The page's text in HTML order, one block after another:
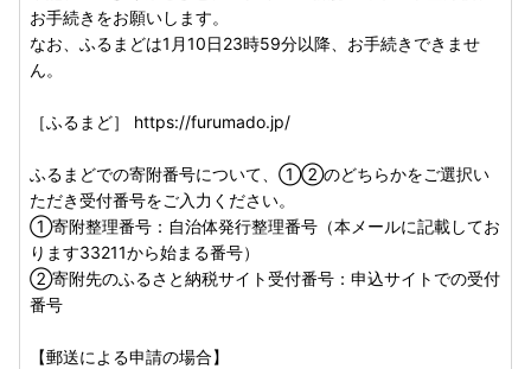
②寄附先のふるさと納税サイト受付番号：申込サイトでの
受付番号
各ポータルサイトからワンストップ申請用紙をご自身でダウ
認書類、本人確認書類）を同封の上、返送をお願いいたしま
す。
返送先：〒705-8602
岡山県備前市東片上126
係
お手続きをお願いします。
なお、ふるまどは1月10日23時59分以降、お手続きできませ
ん。
［ふるまど］ https://furumado.jp/
ふるまどでの寄附番号について、①②のどちらかをご選択い
ただき受付番号をご入力ください。
①寄附整理番号：自治体発行整理番号（本メールに記載してお
ります33211から始まる番号）
②寄附先のふるさと納税サイト受付番号：申込サイトでの受付
番号
【郵送による申請の場合】